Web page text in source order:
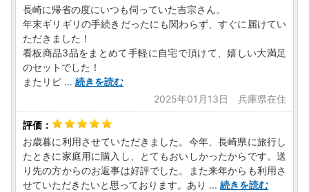
長崎に帰省の度にいつも伺っていた吉宗さん。
年末ギリギリの手続きだったにも関わらず、すぐに届けてい
ただきました！
看板商品3品をまとめて手軽に自宅で頂けて、嬉しい大満足
のセットでした！
またリピ ... 続きを読む
2025年01月13日 兵庫県在住
お歳暮に利用させていただきました。今年、長崎県に旅行し
たときに家庭用に購入し、とてもおいしかったからです。送
り先の方からのお返事は好評でした。また来年からも利用さ
せていただきたいと思っております。あり ... 続きを読む